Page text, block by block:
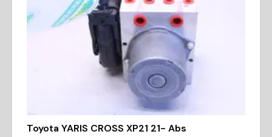
Toyota YARIS CROSS XP21 21- Abs